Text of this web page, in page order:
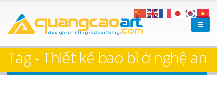
Tag - Thiết kế bao bì ở nghệ an